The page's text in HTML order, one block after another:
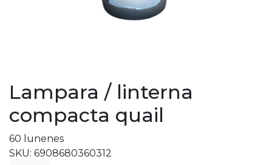
Lampara / linterna
compacta quail
60 lunenes
SKU: 6908680360312